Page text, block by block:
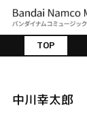
TOP
中川幸太郎